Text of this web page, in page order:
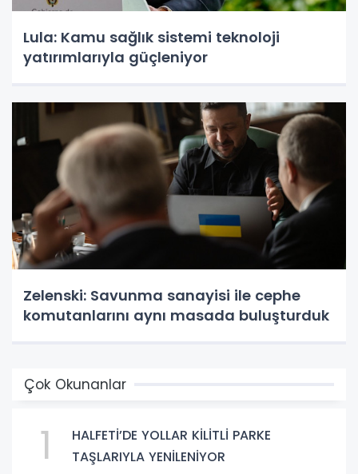
Lula: Kamu sağlık sistemi teknoloji
yatırımlarıyla güçleniyor
Zelenski: Savunma sanayisi ile cephe
komutanlarını aynı masada buluşturduk
Çok Okunanlar
1
HALFETİ’DE YOLLAR KİLİTLİ PARKE
TAŞLARIYLA YENİLENİYOR